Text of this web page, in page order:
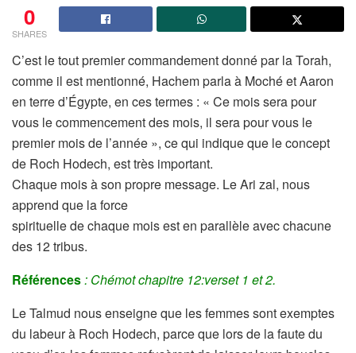
0
SHARES
C’est le tout premier commandement donné par la Torah,
comme il est mentionné, Hachem parla à Moché et Aaron
en terre d’Égypte, en ces termes : « Ce mois sera pour
vous le commencement des mois, il sera pour vous le
premier mois de l’année », ce qui indique que le concept
de Roch Hodech, est très important.
Chaque mois à son propre message. Le Ari zal, nous
apprend que la force
spirituelle de chaque mois est en parallèle avec chacune
des 12 tribus.
Références: Chémot chapitre 12:verset 1 et 2.
Le Talmud nous enseigne que les femmes sont exemptes
du labeur à Roch Hodech, parce que lors de la faute du